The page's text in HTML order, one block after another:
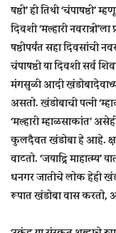
षष्ठी’ ही तिथी ‘चंपाषष्ठी’
दिवशी ‘मल्हारी
षष्ठीपर्यंत सहा दिवसांची
चंपाषष्ठी या दिवशी सर्व
मंगसुळी आदी
असतो. खंडोबाची पत्नी
‘मल्हारी म्हाळसाकांत’
कुलदैवत खंडोबा हे आहे.
वाटतो. ‘जयाद्रि
धनगर जातीचे लोक हेही
रूपात खंडोबा वास